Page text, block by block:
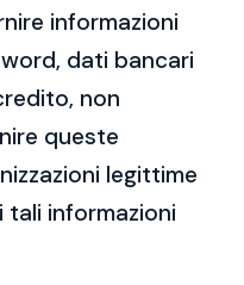
informazioni
dati bancari
non
queste
legittime
tali informazioni